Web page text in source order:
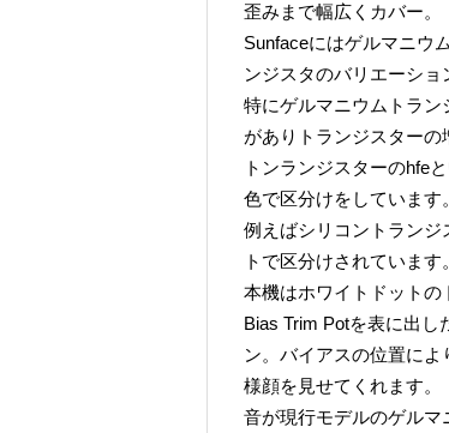
歪みまで幅広くカバー。
Sunfaceにはゲルマニウ
ンジスタのバリエーショ
特にゲルマニウムトラン
がありトランジスターの
トンランジスターのhfe
色で区分けをしています
例えばシリコントラン
トで区分けされています。
本機はホワイトドットの
Bias Trim Potを表に出し
ン。バイアスの位置に
様顔を見せてくれます。
音が現行モデルのゲルマ